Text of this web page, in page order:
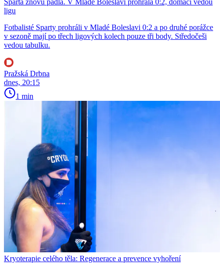
ligu
Fotbalisté Sparty prohráli v Mladé Boleslavi 0:2 a po druhé porážce
v sezoně mají po třech ligových kolech pouze tři body. Středočeši
vedou tabulku.
Pražská Drbna
dnes, 20:15
1 min
Kryoterapie celého těla: Regenerace a prevence vyhoření